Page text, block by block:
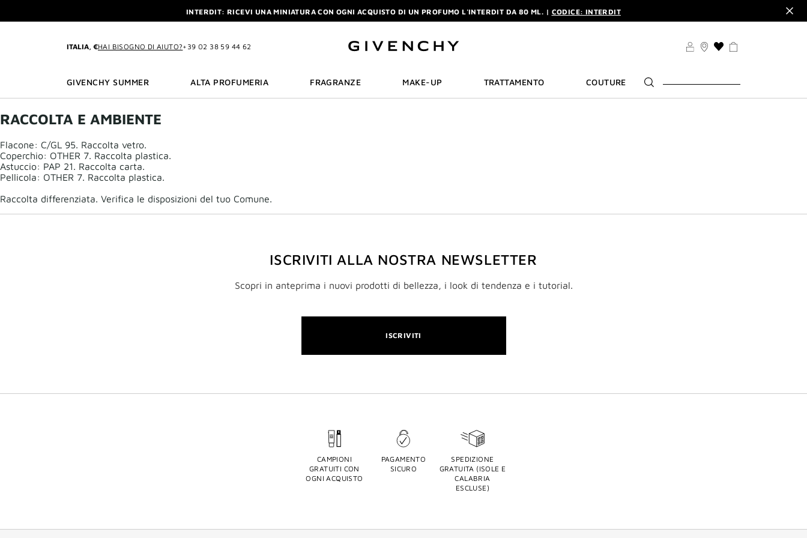
INTERDIT: RICEVI UNA MINIATURA CON OGNI ACQUISTO DI UN PROFUMO L'INTERDIT DA 80 ML. | CODICE: INTERDIT
PREPARATI A UN'ESTATE ALLA MODA E DI TENDENZA CON GIVENCHY. |SCOPRI
ITALIA, €HAI BISOGNO DI AIUTO?+39 02 38 59 44 62
LISTA
GIVENCHY SUMMER ALTA PROFUMERIA FRAGRANZE MAKE-UP TRATTAMENTO COUTURE
RACCOLTA E AMBIENTE
Flacone: C/GL 95. Raccolta vetro.
Coperchio: OTHER 7. Raccolta plastica.
Astuccio: PAP 21. Raccolta carta.
Pellicola: OTHER 7. Raccolta plastica.
Raccolta differenziata. Verifica le disposizioni del tuo Comune.
ISCRIVITI ALLA NOSTRA NEWSLETTER
Scopri in anteprima i nuovi prodotti di bellezza, i look di tendenza e i tutorial.
ISCRIVITI
CAMPIONI
GRATUITI CON
OGNI ACQUISTO
PAGAMENTO
SICURO
SPEDIZIONE
GRATUITA (ISOLE E
CALABRIA
ESCLUSE)